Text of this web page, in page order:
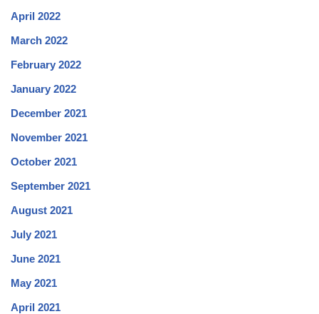
April 2022
March 2022
February 2022
January 2022
December 2021
November 2021
October 2021
September 2021
August 2021
July 2021
June 2021
May 2021
April 2021